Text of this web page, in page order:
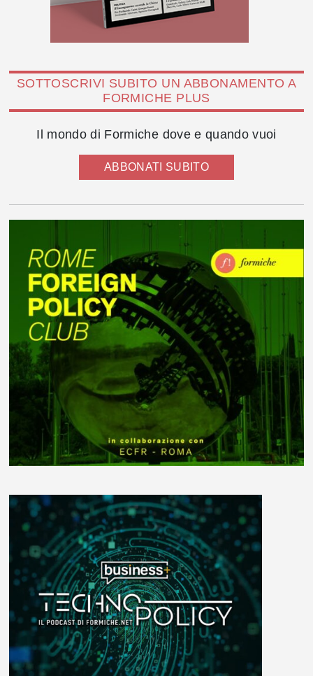
SOTTOSCRIVI SUBITO UN ABBONAMENTO A
FORMICHE PLUS
Il mondo di Formiche dove e quando vuoi
ABBONATI SUBITO